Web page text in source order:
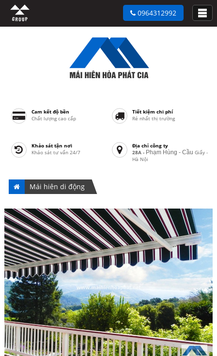
Cam kết độ bền
Chất lượng cao cấp
Tiết kiệm chi phí
Rẻ nhất thị trường
Khảo sát tận nơi
Khảo sát tư vấn 24/7
Địa chỉ công ty
28A - Phạm Hùng - Cầu Giấy -
Hà Nội
0964312992
Mái hiên di động